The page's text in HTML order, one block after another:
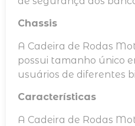
Chassis
A Cadeira de Rodas
possui tamanho único
usuários de diferentes
Características
A Cadeira de Rodas